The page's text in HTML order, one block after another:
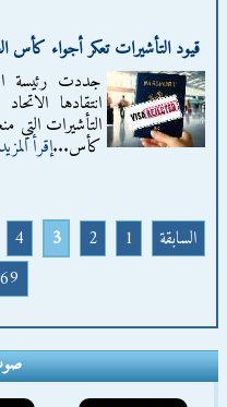
قيود التأشيرات تعكر أجواء كأس
جددت رئيسة
انتقادها
التأشيرات
كأس...إقرأ المزيد
السابقة 1
2
3
4
69